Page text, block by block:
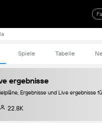
Spiele Tabelle
ergebnisse
Ergebnisse und Live ergebnisse
22.8K